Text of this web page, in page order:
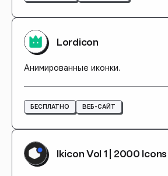
Lordicon
Анимированные иконки.
БЕСПЛАТНО ВЕБ-САЙТ
Ikicon Vol 1 | 2000 Icons